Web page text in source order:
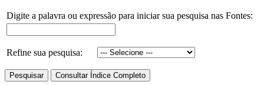
Digite a palavra ou expressão para iniciar sua pesquisa nas Fontes:
Refine sua pesquisa: